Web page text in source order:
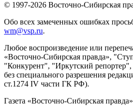
© 1997-2026 Восточно-Сибирская
Обо всех замеченных ошибках
wm@vsp.ru.
Любое воспроизведение или
«Восточно-Сибирская правда»,
"Конкурент", "Иркутский
без специального разрешения
ст.1274 IV части ГК РФ).
Газета «Восточно-Сибирская